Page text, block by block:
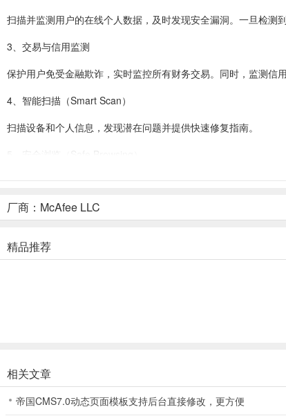
扫描并监测用户的在线个人数据，及时发现安全漏洞。一旦检测
3、交易与信用监测
保护用户免受金融欺诈，实时监控所有财务交易。同时，监测信
4、智能扫描（Smart Scan）
扫描设备和个人信息，发现潜在问题并提供快速修复指南。
6、社交隐私管理器（Social Privacy Manager）
McAfee Security ios版高级功能简介
3、McAfee+ Advanced
厂商：McAfee LLC
精品推荐
相关文章
帝国CMS7.0动态页面模板支持后台直接修改，更方便